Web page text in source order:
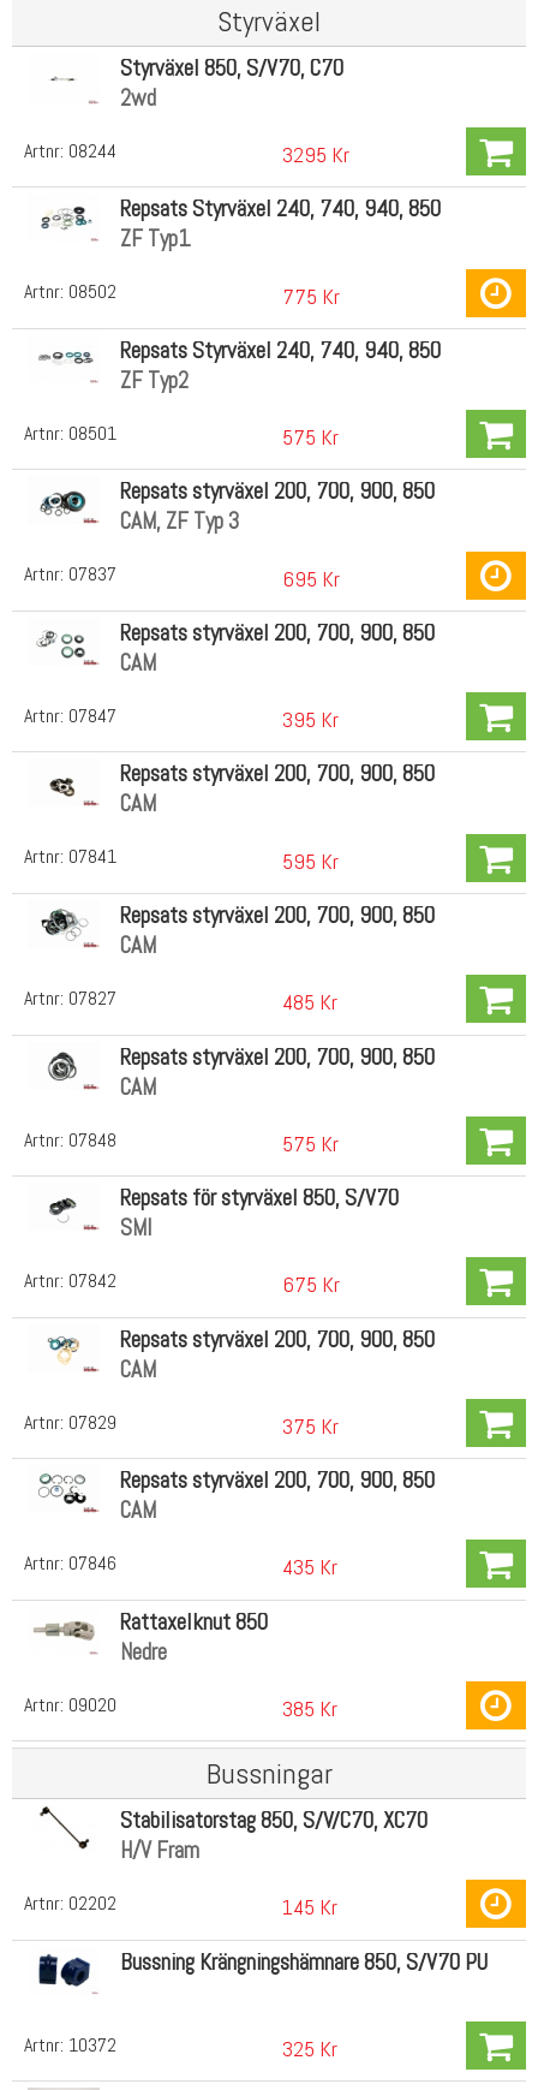
Styrväxel
Artnr: 08244
Styrväxel 850, S/V70, C70
2wd
3295 Kr
Artnr: 08502
Repsats Styrväxel 240, 740, 940, 850
ZF Typ1
775 Kr
Artnr: 08501
Repsats Styrväxel 240, 740, 940, 850
ZF Typ2
575 Kr
Artnr: 07837
Repsats styrväxel 200, 700, 900, 850
CAM, ZF Typ 3
695 Kr
Artnr: 07847
Repsats styrväxel 200, 700, 900, 850
CAM
395 Kr
Artnr: 07841
Repsats styrväxel 200, 700, 900, 850
CAM
595 Kr
Artnr: 07827
Repsats styrväxel 200, 700, 900, 850
CAM
485 Kr
Artnr: 07848
Repsats styrväxel 200, 700, 900, 850
CAM
575 Kr
Artnr: 07842
Repsats för styrväxel 850, S/V70
SMI
675 Kr
Artnr: 07829
Repsats styrväxel 200, 700, 900, 850
CAM
375 Kr
Artnr: 07846
Repsats styrväxel 200, 700, 900, 850
CAM
435 Kr
Artnr: 09020
Rattaxelknut 850
Nedre
385 Kr
Bussningar
Artnr: 02202
Stabilisatorstag 850, S/V/C70, XC70
H/V Fram
145 Kr
Artnr: 10372
Bussning Krängningshämnare 850, S/V70 PU
325 Kr